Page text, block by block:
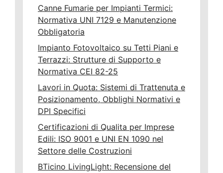
Canne Fumarie per Impianti Termici:
Normativa UNI 7129 e Manutenzione
Obbligatoria
Impianto Fotovoltaico su Tetti Piani e
Terrazzi: Strutture di Supporto e
Normativa CEI 82-25
Lavori in Quota: Sistemi di Trattenuta e
Posizionamento, Obblighi Normativi e
DPI Specifici
Certificazioni di Qualita per Imprese
Edili: ISO 9001 e UNI EN 1090 nel
Settore delle Costruzioni
BTicino LivingLight: Recensione del